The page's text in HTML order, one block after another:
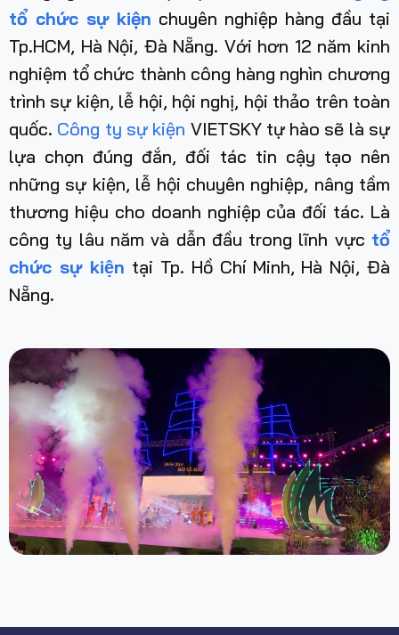
tổ chức sự kiện chuyên nghiệp hàng đầu tại
Tp.HCM, Hà Nội, Đà Nẵng. Với hơn 12 năm kinh
nghiệm tổ chức thành công hàng nghìn chương
trình sự kiện, lễ hội, hội nghị, hội thảo trên toàn
quốc. Công ty sự kiện VIETSKY tự hào sẽ là sự
lựa chọn đúng đắn, đối tác tin cậy tạo nên
những sự kiện, lễ hội chuyên nghiệp, nâng tầm
thương hiệu cho doanh nghiệp của đối tác. Là
công ty lâu năm và dẫn đầu trong lĩnh vực tổ
chức sự kiện tại Tp. Hồ Chí Minh, Hà Nội, Đà
Nẵng.